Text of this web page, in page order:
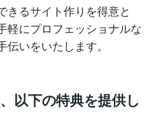
きるサイト作りを得意と
軽にプロフェッショナルな
いをいたします。
以下の特典を提供し